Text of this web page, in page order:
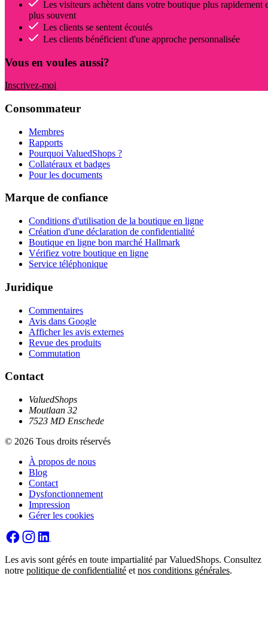
Les visiteurs achètent dans votre boutique plus rapidement
plus souvent
Les clients se sentent écoutés
Les clients bénéficient d'une approche personnalisée
Vous en voules aussi?
Inscrivez-moi
Consommateur
Membres
Rapports
Pourquoi ValuedShops ?
Collatéraux et badges
Pour les documents
Marque de confiance
Conditions d'utilisation de la boutique en ligne
Création d'une déclaration de confidentialité
Boutique en ligne bon marché Hallmark
Vérifiez votre boutique en ligne
Service téléphonique
Juridique
Commentaires
Avis dans Google
Afficher les avis externes
Revue des produits
Commutation
Contact
ValuedShops
Moutlaan 32
7523 MD Enschede
© 2026 Tous droits réservés
À propos de nous
Blog
Contact
Dysfonctionnement
Impression
Gérer les cookies
Les avis sont gérés en toute impartialité par ValuedShops. Consultez
notre politique de confidentialité et nos conditions générales.